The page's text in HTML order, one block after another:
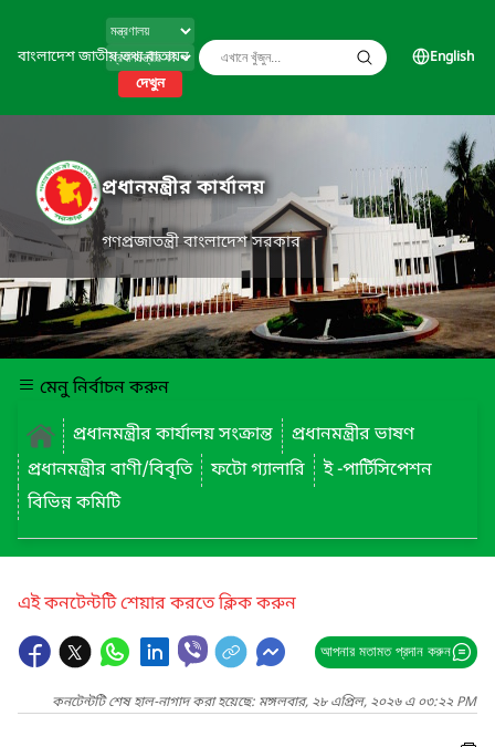
বাংলাদেশ জাতীয় তথ্য বাতায়ন
দেখুন
English
প্রধানমন্ত্রীর কার্যালয়
গণপ্রজাতন্ত্রী বাংলাদেশ সরকার
মেনু নির্বাচন করুন
প্রধানমন্ত্রীর কার্যালয় সংক্রান্ত
প্রধানমন্ত্রীর ভাষণ
প্রধানমন্ত্রীর বাণী/বিবৃতি
ফটো গ্যালারি
ই -পার্টিসিপেশন
বিভিন্ন কমিটি
এই কনটেন্টটি শেয়ার করতে ক্লিক করুন
আপনার মতামত প্রদান করুন
কনটেন্টটি শেষ হাল-নাগাদ করা হয়েছে: মঙ্গলবার, ২৮ এপ্রিল, ২০২৬ এ ০৩:২২ PM